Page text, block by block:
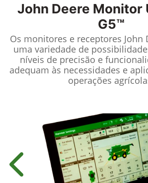
John Deere Monitor
G5™
Os monitores e receptores John
uma variedade de
níveis de precisão e
adequam às necessidades e
operações
Anterior